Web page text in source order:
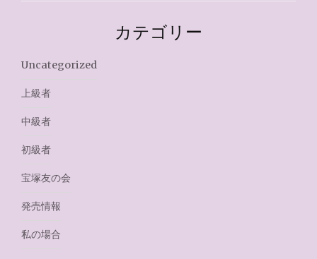
カテゴリー
Uncategorized
上級者
中級者
初級者
宝塚友の会
発売情報
私の場合